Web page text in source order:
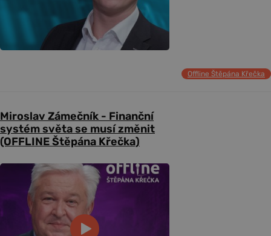
Offline Štěpána Křečka
Miroslav Zámečník - Finanční
systém světa se musí změnit
(OFFLINE Štěpána Křečka)